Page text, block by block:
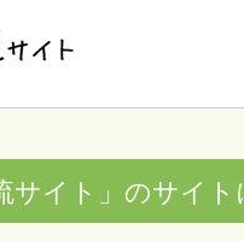
サイト」のサイ